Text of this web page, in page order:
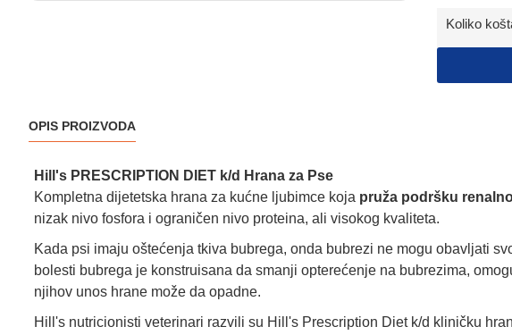
Koliko
OPIS PROIZVODA
Hill's PRESCRIPTION DIET k/d Hrana za Pse
Kompletna dijetetska hrana za kućne ljubimce koja pruža podršku
nizak nivo fosfora i ograničen nivo proteina, ali visokog kvaliteta.
Kada psi imaju oštećenja tkiva bubrega, onda bubrezi ne mogu obavljati
bolesti bubrega je konstruisana da smanji opterećenje na bubrezima,
njihov unos hrane može da opadne.
Hill's nutricionisti veterinari razvili su Hill's Prescription Diet k/d kliničku